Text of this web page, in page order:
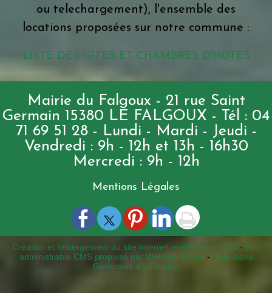
ou telechargement), l'ensemble des
locations proposées sur notre commune :
LISTE DES GITES ET CHAMBRES D'HOTES
Mairie du Falgoux - 21 rue Saint
Germain 15380 LE FALGOUX - Tél : 04
71 69 51 28 - Lundi - Mardi - Jeudi -
Vendredi : 9h - 12h et 13h - 16h30
Mercredi : 9h - 12h
Mentions Légales
Création et hébergement du site Internet réalisé par Net15 - Site
administrable CMS propulsé par WebSee Mairie - Conditions
Générales d'Utilisation